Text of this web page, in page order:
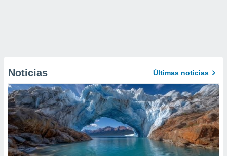
Noticias Últimas noticias